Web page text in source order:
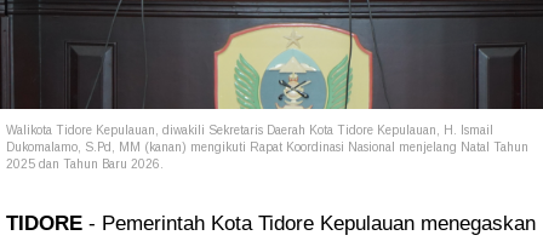
Walikota Tidore Kepulauan, diwakili Sekretaris Daerah Kota Tidore Kepulauan, H. Ismail
Dukomalamo, S.Pd, MM (kanan) mengikuti Rapat Koordinasi Nasional menjelang Natal Tahun
2025 dan Tahun Baru 2026.
TIDORE - Pemerintah Kota Tidore Kepulauan menegaskan